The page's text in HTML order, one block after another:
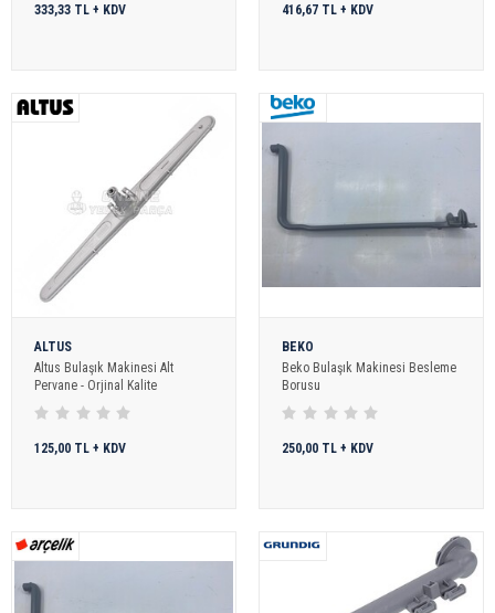
333,33 TL + KDV 416,67 TL + KDV
ALTUS
Altus Bulaşık Makinesi Alt
Pervane - Orjinal Kalite
125,00 TL + KDV
BEKO
Beko Bulaşık Makinesi Besleme
Borusu
250,00 TL + KDV